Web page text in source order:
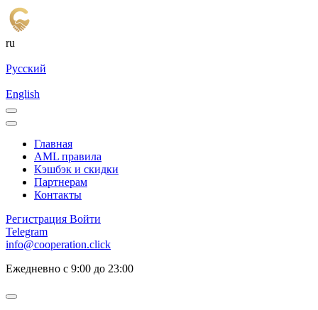
ru
Русский
English
Главная
AML правила
Кэшбэк и cкидки
Партнерам
Контакты
Регистрация Войти
Telegram
info@cooperation.click
Ежедневно с 9:00 до 23:00